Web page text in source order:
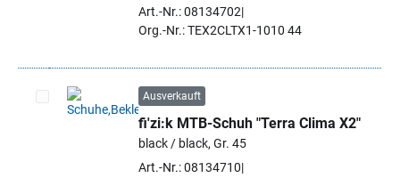
Art.-Nr.: 08134702
Org.-Nr.: TEX2CLTX1-1010 44
Artikel auswählen
Ausverkauft
fi'zi:k MTB-Schuh "Terra Clima X2"
black / black, Gr. 45
Art.-Nr.: 08134710